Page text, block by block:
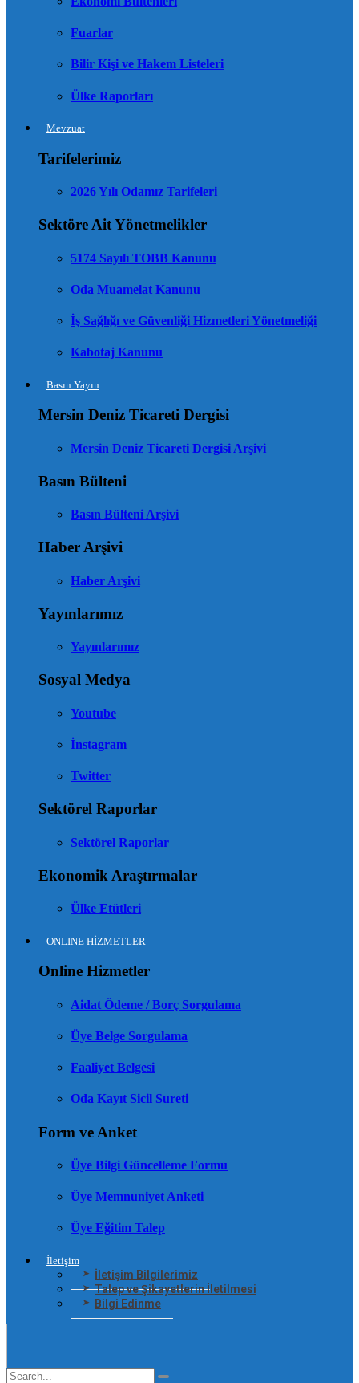
Fuarlar
Bilir Kişi ve Hakem Listeleri
Ülke Raporları
Mevzuat
Tarifelerimiz
2026 Yılı Odamız Tarifeleri
Sektöre Ait Yönetmelikler
5174 Sayılı TOBB Kanunu
Oda Muamelat Kanunu
İş Sağlığı ve Güvenliği Hizmetleri Yönetmeliği
Kabotaj Kanunu
Basın Yayın
Mersin Deniz Ticareti Dergisi
Mersin Deniz Ticareti Dergisi Arşivi
Basın Bülteni
Basın Bülteni Arşivi
Haber Arşivi
Haber Arşivi
Yayınlarımız
Yayınlarımız
Sosyal Medya
Youtube
İnstagram
Twitter
Sektörel Raporlar
Sektörel Raporlar
Ekonomik Araştırmalar
Ülke Etütleri
ONLINE HİZMETLER
Online Hizmetler
Aidat Ödeme / Borç Sorgulama
Üye Belge Sorgulama
Faaliyet Belgesi
Oda Kayıt Sicil Sureti
Form ve Anket
Üye Bilgi Güncelleme Formu
Üye Memnuniyet Anketi
Üye Eğitim Talep
İletişim
İletişim Bilgilerimiz
Talep ve Şikayetlerin İletilmesi
Bilgi Edinme